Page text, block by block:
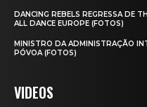
DANCING REBELS REGRESSA DE
ALL DANCE EUROPE (FOTOS)
MINISTRO DA ADMINISTRAÇÃO
PÓVOA (FOTOS)
VIDEOS